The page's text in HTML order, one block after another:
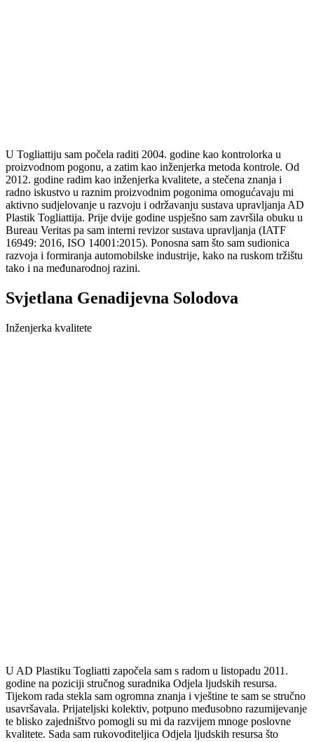
U Togliattiju sam počela raditi 2004. godine kao kontrolorka u
proizvodnom pogonu, a zatim kao inženjerka metoda kontrole. Od
2012. godine radim kao inženjerka kvalitete, a stečena znanja i
radno iskustvo u raznim proizvodnim pogonima omogućavaju mi
aktivno sudjelovanje u razvoju i održavanju sustava upravljanja AD
Plastik Togliattija. Prije dvije godine uspješno sam završila obuku u
Bureau Veritas pa sam interni revizor sustava upravljanja (IATF
16949: 2016, ISO 14001:2015). Ponosna sam što sam sudionica
razvoja i formiranja automobilske industrije, kako na ruskom tržištu
tako i na međunarodnoj razini.
Svjetlana Genadijevna Solodova
Inženjerka kvalitete
U AD Plastiku Togliatti započela sam s radom u listopadu 2011.
godine na poziciji stručnog suradnika Odjela ljudskih resursa.
Tijekom rada stekla sam ogromna znanja i vještine te sam se stručno
usavršavala. Prijateljski kolektiv, potpuno međusobno razumijevanje
te blisko zajedništvo pomogli su mi da razvijem mnoge poslovne
kvalitete. Sada sam rukovoditeljica Odjela ljudskih resursa što